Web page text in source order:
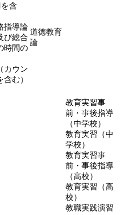
を含
指導論
び総合
時間の
カウン
む）
道徳教育
論
教育実習事
前・事後指導
（中学校）
教育実習（中
学校）
教育実習事
前・事後指導
（高校）
教育実習（高
校）
教職実践演習